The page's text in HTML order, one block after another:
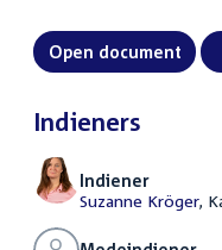
Open document
Indieners
Indiener
Suzanne Kröger,